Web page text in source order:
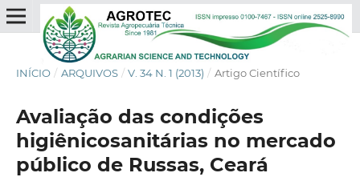
INÍCIO / ARQUIVOS / V. 34 N. 1 (2013) / Artigo Científico
Avaliação das condições
higiênicosanitárias no mercado
público de Russas, Ceará